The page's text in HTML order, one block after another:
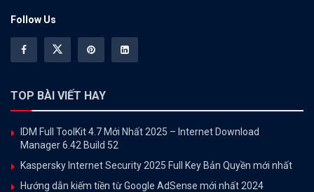
Follow Us
TOP BÀI VIẾT HAY
IDM Full ToolKit 4.7 Mới Nhất 2025 – Internet Download
Manager 6.42 Build 52
Kaspersky Internet Security 2025 Full Key Bản Quyền mới nhất
Hướng dẫn kiếm tiền từ Google AdSense mới nhất 2024